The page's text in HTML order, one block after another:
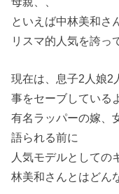
といえば中林美和さ
リスマ的人気を誇っ
現在は、息子2人娘2
事をセーブしている
有名ラッパーの嫁、
語られる前に
人気モデルとしての
林美和さんとはどん